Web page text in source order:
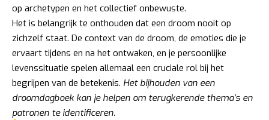
op archetypen en het collectief onbewuste.
Het is belangrijk te onthouden dat een droom nooit op
zichzelf staat. De context van de droom, de emoties die je
ervaart tijdens en na het ontwaken, en je persoonlijke
levenssituatie spelen allemaal een cruciale rol bij het
begrijpen van de betekenis. Het bijhouden van een
droomdagboek kan je helpen om terugkerende thema’s en
patronen te identificeren.